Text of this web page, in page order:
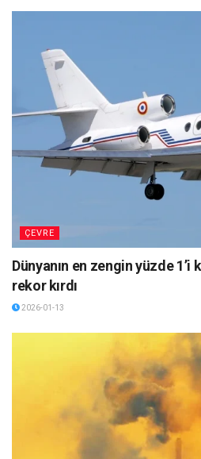
ÇEVRE
Dünyanın en zengin yüzde
rekor kırdı
2026-01-13